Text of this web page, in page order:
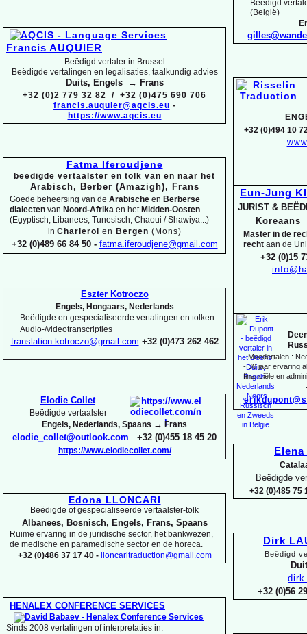
Beëdigd
(België)
+32 (0)494 10
Eun-Jung
JURIST &
Koreaans
Master in de
recht aan de
+32 (0)15
-Moedertalen :
-30 jaar ervaring
financiële en
Beëdigde
+32 (0)485 75
Dirk
Beëdigd
+32 (0)56
Francis AUQUIER
Beëdigd vertaler in Brussel
Beëdigde vertalingen en legalisaties, taalkundig advies
Duits, Engels → Frans
+32 (0)2 779 32 82 / +32 (0)475 690 706
francis.auquier@aqcis.eu -
https://www.aqcis.eu
Fatma Iferoudjene
beëdigde vertaalster en tolk van en naar het
Arabisch, Berber (Amazigh), Frans
Goede beheersing van de Arabische en Berberse
dialecten van Noord-Afrika en hetMidden-Oosten
(Egyptisch, Libanees, Tunesisch, Chaoui / Shawiya...)
in Charleroi en Bergen (Mons)
+32 (0)489 66 84 50 - fatma.iferoudjene@gmail.com
Eszter Kotroczo
Engels, Hongaars, Nederlands
Beëdigde en gespecialiseerde vertalingen en tolken
Audio-/videotranscripties
translation.kotroczo@gmail.com +32 (0)473 262 462
Elodie Collet
Beëdigde vertaalster
Engels, Nederlands, Spaans → Frans
elodie_collet@outlook.com +32 (0)455 18 45 20
https://www.elodiecollet.com/
Edona LLONCARI
Beëdigde of gespecialiseerde vertaalster-tolk
Albanees, Bosnisch, Engels, Frans, Spaans
Ruime ervaring in de juridische sector, het bankwezen,
de medische en paramedische sector en de horeca.
+32 (0)486 37 17 40 -
lloncaritraduction@gmail.com
HENALEX CONFERENCE SERVICES
Sinds 2008 vertalingen of interpretaties in: